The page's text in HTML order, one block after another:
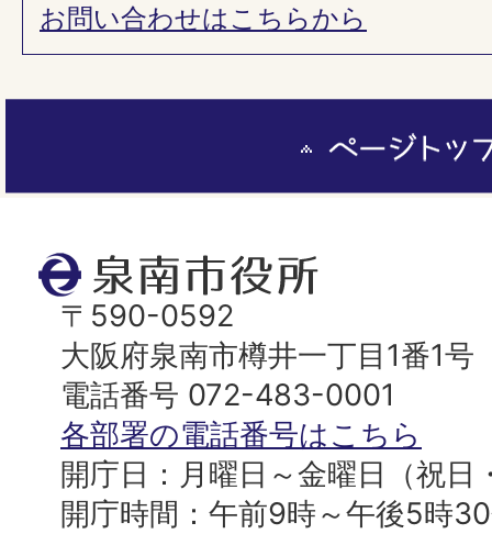
お問い合わせはこちらから
泉
南
市
役
所
〒590-0592
大阪府泉南市樽井一丁目1番1号
電話番号 072-483-0001
各部署の電話番号はこちら
開庁日：月曜日～金曜日（祝日
開庁時間：午前9時～午後5時